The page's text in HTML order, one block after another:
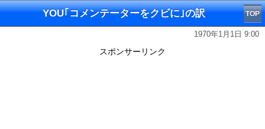
YOU｢コメンテーターをクビに｣の訳 TOP
1970年1月1日 9:00
スポンサーリンク